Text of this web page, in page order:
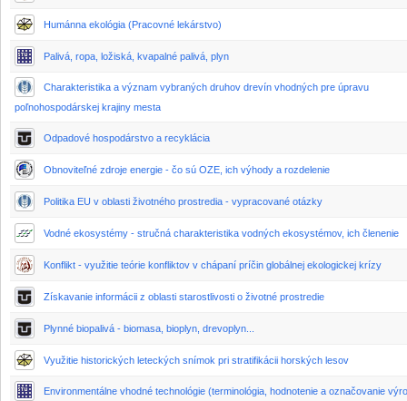
Humánna ekológia (Pracovné lekárstvo)
Palivá, ropa, ložiská, kvapalné palivá, plyn
Charakteristika a význam vybraných druhov drevín vhodných pre úpravu
poľnohospodárskej krajiny mesta
Odpadové hospodárstvo a recyklácia
Obnoviteľné zdroje energie - čo sú OZE, ich výhody a rozdelenie
Politika EU v oblasti životného prostredia - vypracované otázky
Vodné ekosystémy - stručná charakteristika vodných ekosystémov, ich členenie
Konflikt - využitie teórie konfliktov v chápaní príčin globálnej ekologickej krízy
Získavanie informácii z oblasti starostlivosti o životné prostredie
Plynné biopalivá - biomasa, bioplyn, drevoplyn...
Využitie historických leteckých snímok pri stratifikácii horských lesov
Environmentálne vhodné technológie (terminológia, hodnotenie a označovanie